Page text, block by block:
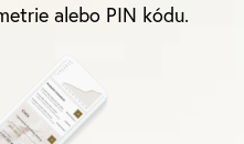
alebo PIN kódu.